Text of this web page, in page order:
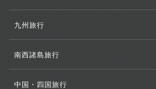
九州旅行
南西諸島旅行
中国・四国旅行